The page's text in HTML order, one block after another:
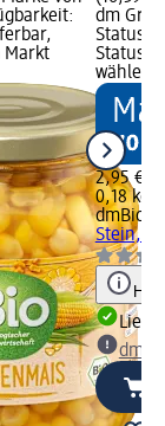
Markt
dm
Status
Status
wählen
2,95 €
0,18 kg
dmBio
Stein,
dm